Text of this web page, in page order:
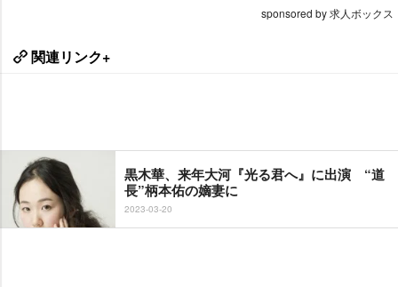
sponsored by 求人ボックス
関連リンク+
黒木華、来年大河『光る君へ』に出演 “道
長”柄本佑の嫡妻に
2023-03-20